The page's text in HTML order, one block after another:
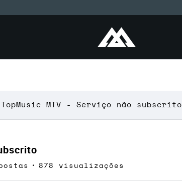
TopMusic MTV - Serviço não subscrito
878 visualizações